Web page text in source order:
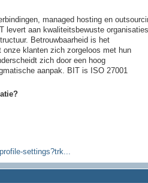
managed hosting en
levert aan kwaliteitsbewuste organisaties
Betrouwbaarheid is het
klanten zich zorgeloos met hun
zich door een hoog
aanpak. BIT is ISO 27001
settings?trk...